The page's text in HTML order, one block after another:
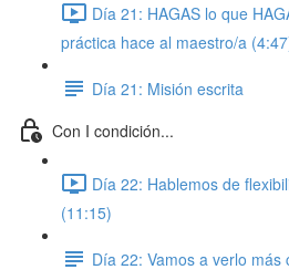
Día 21: HAGAS lo que
práctica hace al maestro/a
Día 21: Misión escrita
Con I condición...
Día 22: Hablemos de
(11:15)
Día 22: Vamos a verlo